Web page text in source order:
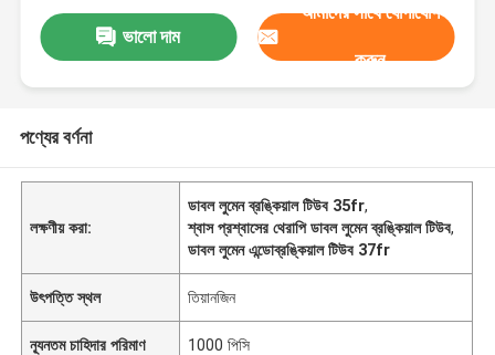
ভালো দাম
আমাদের সাথে যোগাযোগ
করুন
পণ্যের বর্ণনা
লক্ষণীয় করা:
ডাবল লুমেন ব্রঙ্কিয়াল টিউব 35fr,
শ্বাস প্রশ্বাসের থেরাপি ডাবল লুমেন ব্রঙ্কিয়াল টিউব,
ডাবল লুমেন এন্ডোব্রঙ্কিয়াল টিউব 37fr
উৎপত্তি স্থল তিয়ানজিন
ন্যূনতম চাহিদার পরিমাণ 1000 পিসি